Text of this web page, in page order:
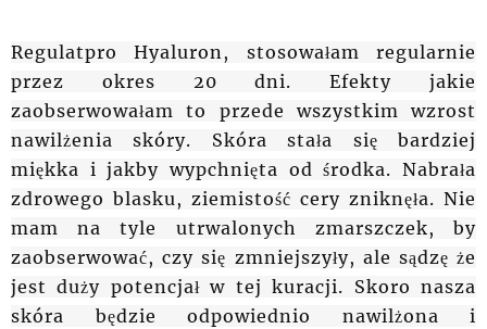
Regulatpro Hyaluron, stosowałam regularnie
przez okres 20 dni. Efekty jakie
zaobserwowałam to przede wszystkim wzrost
nawilżenia skóry. Skóra stała się bardziej
miękka i jakby wypchnięta od środka. Nabrała
zdrowego blasku, ziemistość cery zniknęła. Nie
mam na tyle utrwalonych zmarszczek, by
zaobserwować, czy się zmniejszyły, ale sądzę że
jest duży potencjał w tej kuracji. Skoro nasza
skóra będzie odpowiednio nawilżona i